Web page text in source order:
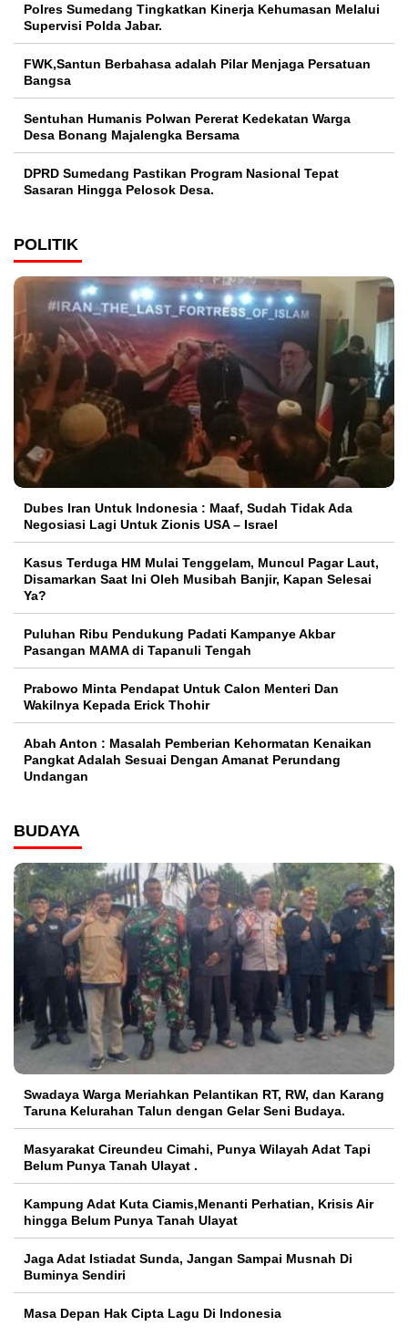
Polres Sumedang Tingkatkan Kinerja Kehumasan Melalui
Supervisi Polda Jabar.
FWK,Santun Berbahasa adalah Pilar Menjaga Persatuan
Bangsa
Sentuhan Humanis Polwan Pererat Kedekatan Warga
Desa Bonang Majalengka Bersama
DPRD Sumedang Pastikan Program Nasional Tepat
Sasaran Hingga Pelosok Desa.
POLITIK
Dubes Iran Untuk Indonesia : Maaf, Sudah Tidak Ada
Negosiasi Lagi Untuk Zionis USA – Israel
Kasus Terduga HM Mulai Tenggelam, Muncul Pagar Laut,
Disamarkan Saat Ini Oleh Musibah Banjir, Kapan Selesai
Ya?
Puluhan Ribu Pendukung Padati Kampanye Akbar
Pasangan MAMA di Tapanuli Tengah
Prabowo Minta Pendapat Untuk Calon Menteri Dan
Wakilnya Kepada Erick Thohir
Abah Anton : Masalah Pemberian Kehormatan Kenaikan
Pangkat Adalah Sesuai Dengan Amanat Perundang
Undangan
BUDAYA
Swadaya Warga Meriahkan Pelantikan RT, RW, dan Karang
Taruna Kelurahan Talun dengan Gelar Seni Budaya.
Masyarakat Cireundeu Cimahi, Punya Wilayah Adat Tapi
Belum Punya Tanah Ulayat .
Kampung Adat Kuta Ciamis,Menanti Perhatian, Krisis Air
hingga Belum Punya Tanah Ulayat
Jaga Adat Istiadat Sunda, Jangan Sampai Musnah Di
Buminya Sendiri
Masa Depan Hak Cipta Lagu Di Indonesia